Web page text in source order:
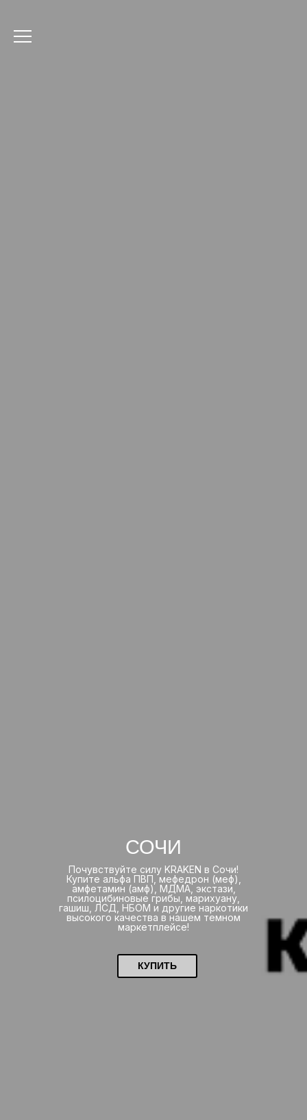
СОЧИ
Почувствуйте силу KRAKEN в Сочи!
Купите альфа ПВП, мефедрон (меф),
амфетамин (амф), МДМА, экстази,
псилоцибиновые грибы, марихуану,
гашиш, ЛСД, НБОМ и другие наркотики
высокого качества в нашем темном
маркетплейсе!
КУПИТЬ